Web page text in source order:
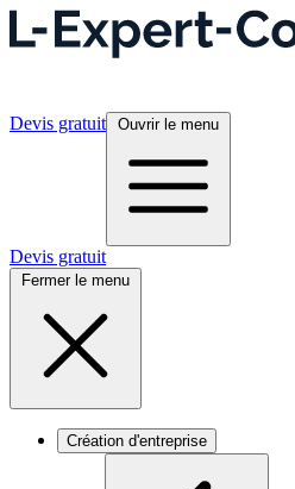
Devis gratuit Ouvrir le menu
Devis gratuit
Fermer le menu
Création d'entreprise